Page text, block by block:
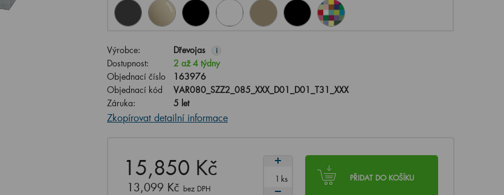
Výrobce: Dřevojas i
Dostupnost:
2 až 4 týdny
Objednací číslo
163976
Objednací kód
VAR080_SZZ2_085_XXX_D01_D01_T31_XXX
Záruka:
5 let
Zkopírovat detailní informace
15,850 Kč
13,099 Kč bez DPH
PŘIDAT DO KOŠÍKU
ks